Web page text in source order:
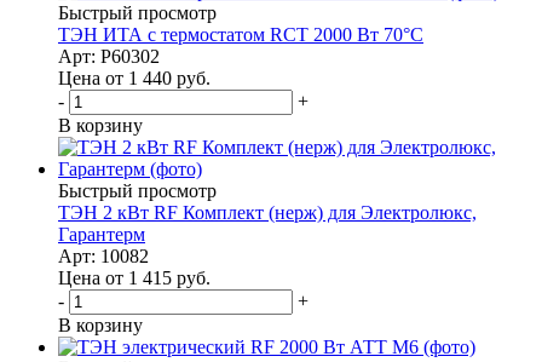
Быстрый просмотр
ТЭН ИТА с термостатом RCT 2000 Вт 70°С
Арт: P60302
Цена от 1 440 руб.
-
+
В корзину
Быстрый просмотр
ТЭН 2 кВт RF Комплект (нерж) для Электролюкс,
Гарантерм
Арт: 10082
Цена от 1 415 руб.
-
+
В корзину